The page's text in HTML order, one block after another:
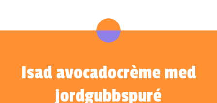
Isad avocadocrème med
jordgubbspuré